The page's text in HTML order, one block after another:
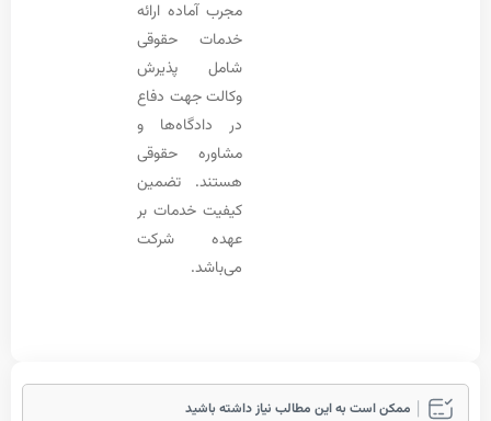
مجرب آماده ارائه
خدمات حقوقی
شامل پذیرش
وکالت جهت دفاع
در دادگاه‌ها و
مشاوره حقوقی
هستند. تضمین
کیفیت خدمات بر
عهده شرکت
است به این مطالب نیاز داشته باشید